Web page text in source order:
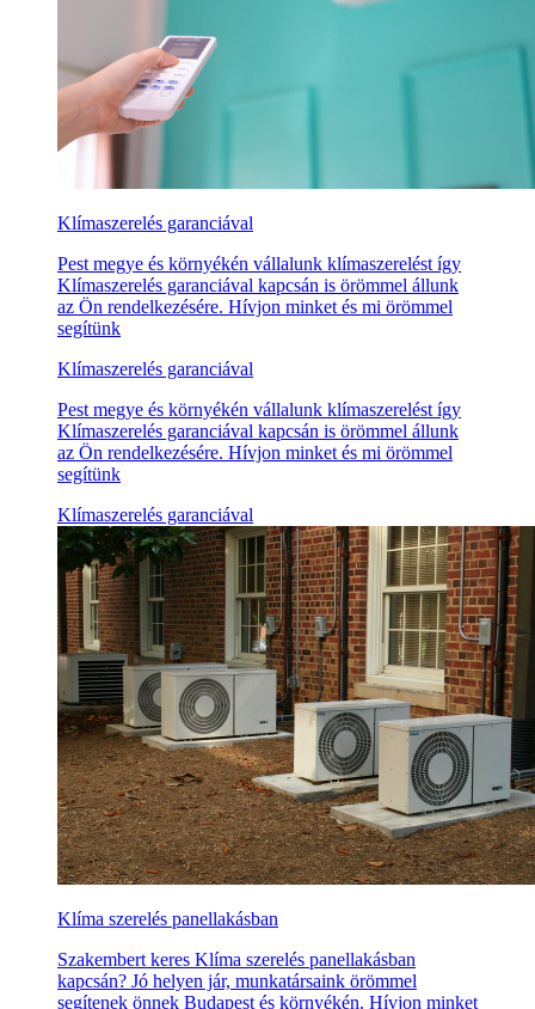
Klímaszerelés garanciával
Pest megye és környékén vállalunk klímaszerelést így
Klímaszerelés garanciával kapcsán is örömmel állunk
az Ön rendelkezésére. Hívjon minket és mi örömmel
segítünk
Klímaszerelés garanciával
Pest megye és környékén vállalunk klímaszerelést így
Klímaszerelés garanciával kapcsán is örömmel állunk
az Ön rendelkezésére. Hívjon minket és mi örömmel
segítünk
Klímaszerelés garanciával
Klíma szerelés panellakásban
Szakembert keres Klíma szerelés panellakásban
kapcsán? Jó helyen jár, munkatársaink örömmel
segítenek önnek Budapest és környékén. Hívjon minket